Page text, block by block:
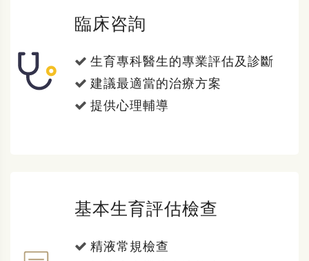
臨床咨詢
生育專科醫生的專業評估及診斷
建議最適當的治療方案
提供心理輔導
基本生育評估檢查
精液常規檢查